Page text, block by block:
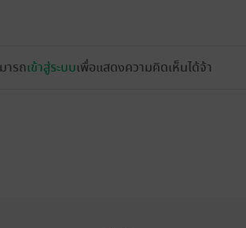
ารถเข้าสู่ระบบเพื่อแสดงความคิดเห็นได้จ้า